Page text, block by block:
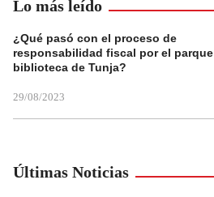
Lo más leído
¿Qué pasó con el proceso de
responsabilidad fiscal por el parque
biblioteca de Tunja?
29/08/2023
Últimas Noticias